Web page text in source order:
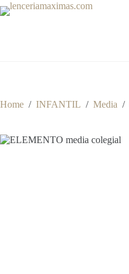
Skip
to
Home / INFANTIL / Media /